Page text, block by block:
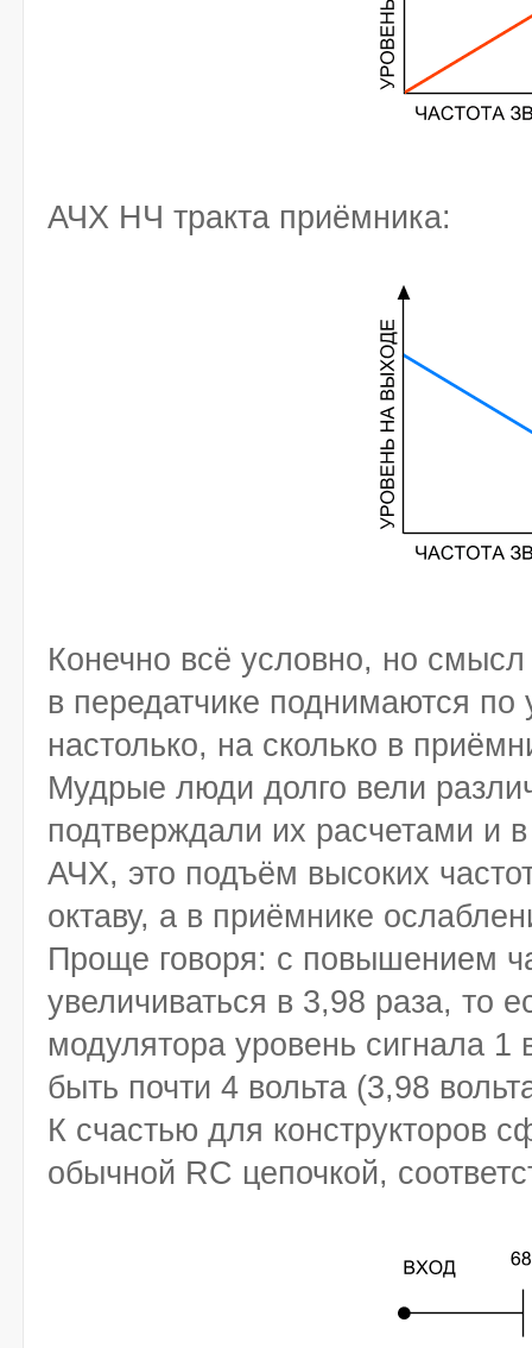
АЧХ НЧ тракта приёмника:
Конечно всё условно, но
в передатчике поднимаются
настолько, на сколько в
Мудрые люди долго вели
подтверждали их расчетами и
АЧХ, это подъём высоких
октаву, а в приёмнике
Проще говоря: с повышением
увеличиваться в 3,98 раза, то
модулятора уровень сигнала 1
быть почти 4 вольта (3,98
К счастью для конструкторов
обычной RC цепочкой,